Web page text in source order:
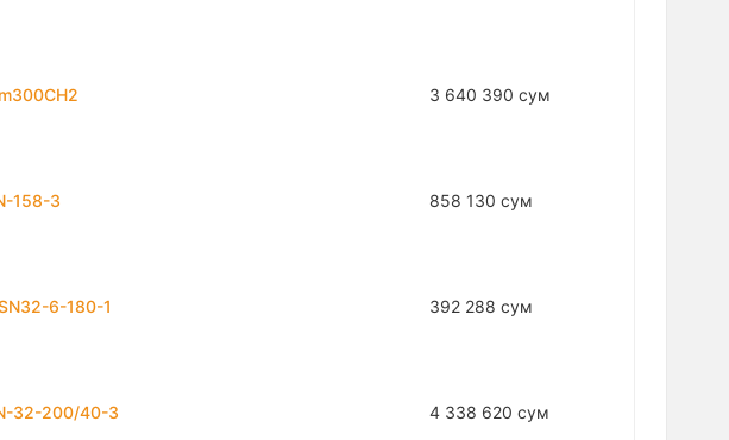
3 640 390 сум
158-3 858 130 сум
6-180-1 392 288 сум
32-200/40-3 4 338 620 сум